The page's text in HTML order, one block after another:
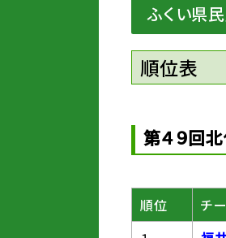
ふくい県
順位表
第４９回
順位
チ